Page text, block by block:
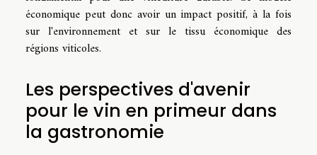
économique peut donc avoir un impact positif, à la fois
sur l'environnement et sur le tissu économique des
régions viticoles.
Les perspectives d'avenir
pour le vin en primeur dans
la gastronomie